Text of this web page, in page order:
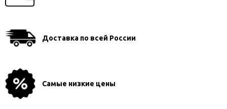
Доставка по всей России
Самые низкие цены